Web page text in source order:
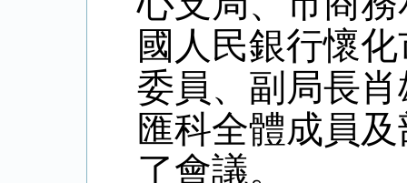
國人民銀行懷
委員、副局長
匯科全體成員
了會議。